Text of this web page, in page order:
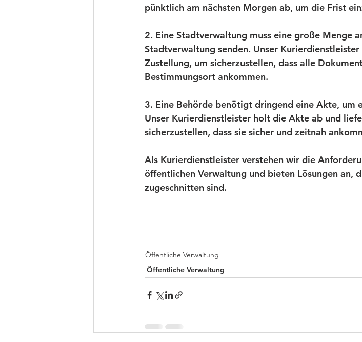
pünktlich am nächsten Morgen ab, um die Frist
2. Eine Stadtverwaltung muss eine große Menge
Stadtverwaltung senden. Unser
Zustellung, um sicherzustellen, dass alle
Bestimmungsort ankommen.
3. Eine Behörde benötigt dringend eine Akte, um
Unser Kurierdienstleister holt die Akte ab und
sicherzustellen, dass sie sicher und zeitnah
Als Kurierdienstleister verstehen wir die
öffentlichen Verwaltung und bieten Lösungen an,
zugeschnitten sind.
Öffentliche Verwaltung
Öffentliche Verwaltung